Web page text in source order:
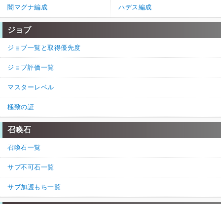
闇マグナ編成 ハデス編成
ジョブ
ジョブ一覧と取得優先度
ジョブ評価一覧
マスターレベル
極致の証
召喚石
召喚石一覧
サプ不可石一覧
サブ加護もち一覧